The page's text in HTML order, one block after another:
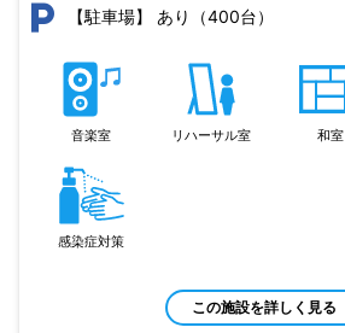
【駐車場】 あり（400台）
音楽室 リハーサル室 和室
感染症対策
この施設を詳しく見る